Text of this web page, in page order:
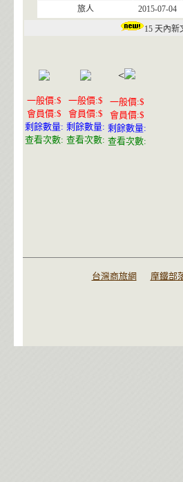
旅人
2015-07-04
15 天內新
一般價:$
會員價:$
剩餘數量:
查看次數:
一般價:$
會員價:$
剩餘數量:
查看次數:
<
一般價:$
會員價:$
剩餘數量:
查看次數:
台灣商旅網 摩鐵部